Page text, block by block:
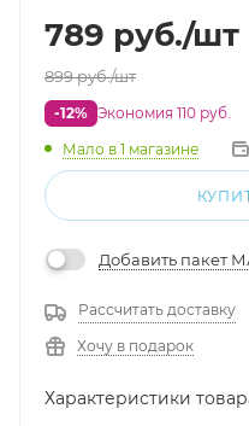
789 руб./шт
899руб./шт
-12% Экономия 110 руб.
Мало в 1 магазине
Добавить пакет
Рассчитать доставку
Хочу в подарок
Характеристики